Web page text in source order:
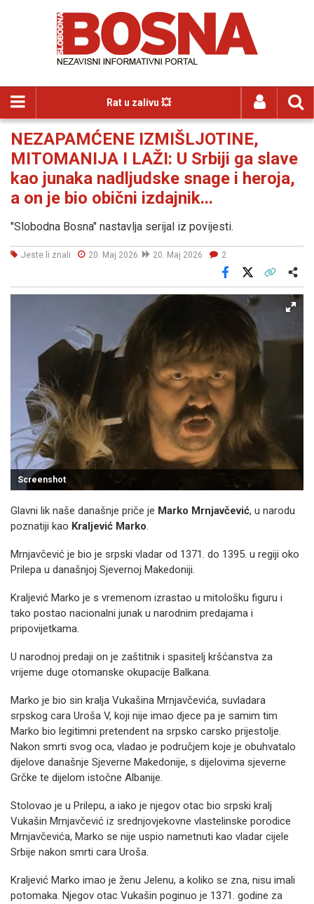
Rat u zalivu 💥
NEZAPAMĆENE IZMIŠLJOTINE,
MITOMANIJA I LAŽI: U Srbiji ga slave
kao junaka nadljudske snage i heroja,
a on je bio obični izdajnik...
"Slobodna Bosna" nastavlja serijal iz povijesti.
Jeste li znali 20. Maj 2026 20. Maj 2026 2
Facebook
Screenshot
Glavni lik naše današnje priče je Marko Mrnjavčević, u narodu
poznatiji kao Kraljević Marko.
Mrnjavčević je bio je srpski vladar od 1371. do 1395. u regiji oko
Prilepa u današnjoj Sjevernoj Makedoniji.
Kraljević Marko je s vremenom izrastao u mitološku figuru i
tako postao nacionalni junak u narodnim predajama i
pripovijetkama.
U narodnoj predaji on je zaštitnik i spasitelj kršćanstva za
vrijeme duge otomanske okupacije Balkana.
Marko je bio sin kralja Vukašina Mrnjavčevića, suvladara
srpskog cara Uroša V, koji nije imao djece pa je samim tim
Marko bio legitimni pretendent na srpsko carsko prijestolje.
Nakon smrti svog oca, vladao je područjem koje je obuhvatalo
dijelove današnje Sjeverne Makedonije, s dijelovima sjeverne
Grčke te dijelom istočne Albanije.
Stolovao je u Prilepu, a iako je njegov otac bio srpski kralj
Vukašin Mrnjavčević iz srednjovjekovne vlastelinske porodice
Mrnjavčevića, Marko se nije uspio nametnuti kao vladar cijele
Srbije nakon smrti cara Uroša.
Kraljević Marko imao je ženu Jelenu, a koliko se zna, nisu imali
potomaka. Njegov otac Vukašin poginuo je 1371. godine za